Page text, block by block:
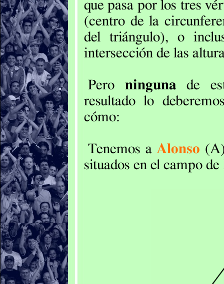
que pasa por los tres
(centro de la
del triángulo), o
intersección de las
Pero ninguna de
resultado lo
cómo:
Tenemos aAlonso
situados en el campo